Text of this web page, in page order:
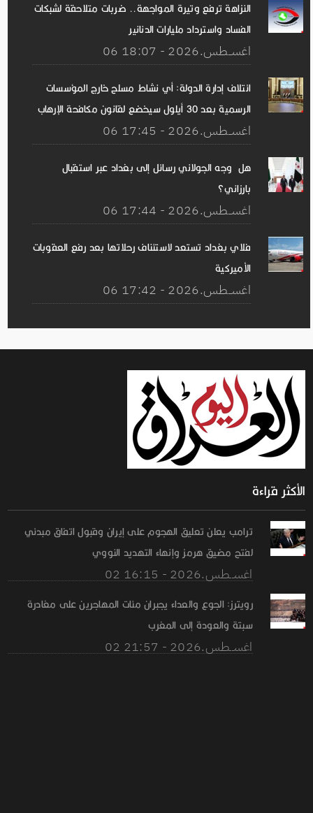
النزاهة ترفع وتيرة المواجهة.. ضربات متلاحقة لشبكات
الفساد واسترداد مليارات الدنانير
06 اغســطس.2026 - 18:07
ائتلاف إدارة الدولة: أي نشاط مسلح خارج المؤسسات
الرسمية بعد 30 أيلول سيخضع لقانون مكافحة الإرهاب
06 اغســطس.2026 - 17:45
هل وجه الجولاني رسائل إلى بغداد عبر استقبال
بارزاني؟
06 اغســطس.2026 - 17:44
فلاي بغداد تستعد لاستئناف رحلاتها بعد رفع العقوبات
الأميركية
06 اغســطس.2026 - 17:42
الأكثر قراءة
ترامب يعلن تعليق الهجوم على إيران وقبول اتفاق مبدئي
لفتح مضيق هرمز وإنهاء التهديد النووي
02 اغســطس.2026 - 16:15
رويترز: الجوع والعداء يجبران مئات المهاجرين على مغادرة
سبتة والعودة إلى المغرب
02 اغســطس.2026 - 21:57